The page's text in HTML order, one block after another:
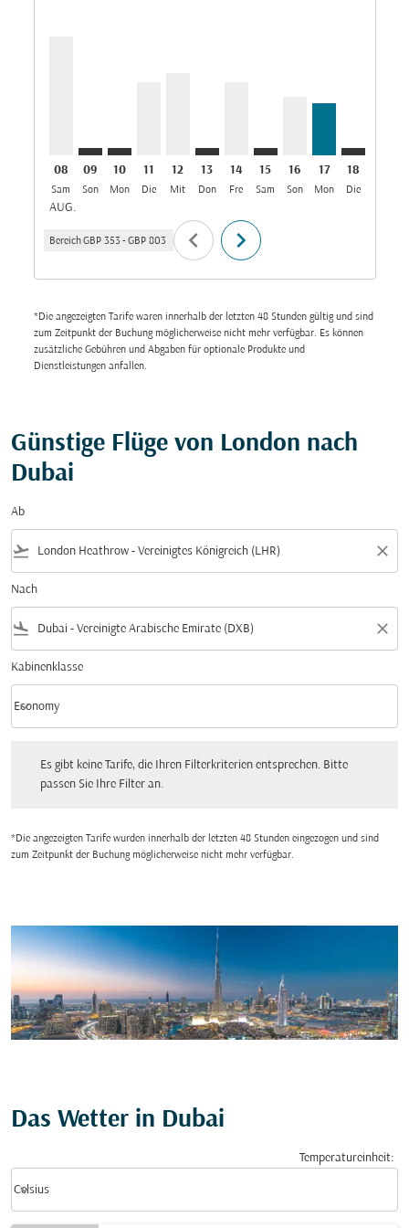
08
Sam
AUG.
09
Son
10
Mon
11
Die
12
Mit
13
Don
14
Fre
15
Sam
16
Son
17
Mon
18
Die
Bereich GBP 353 - GBP 803 chevron_left chevron_right
*Die angezeigten Tarife waren innerhalb der letzten 48 Stunden gültig und sind
zum Zeitpunkt der Buchung möglicherweise nicht mehr verfügbar. Es können
zusätzliche Gebühren und Abgaben für optionale Produkte und
Dienstleistungen anfallen.
Günstige Flüge von London nach
Dubai
Ab
flight_takeoff close
Nach
flight_land close
Kabinenklasse
Kabinenklasse option Economy Selected
Economy
keyboard_arrow_down
Es gibt keine Tarife, die Ihren Filterkriterien entsprechen. Bitte
passen Sie Ihre Filter an.
*Die angezeigten Tarife wurden innerhalb der letzten 48 Stunden eingezogen und sind
zum Zeitpunkt der Buchung möglicherweise nicht mehr verfügbar.
Das Wetter in Dubai
Temperatureinheit:
Celsius
keyboard_arrow_down